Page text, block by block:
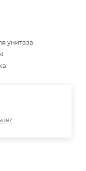
унитаза